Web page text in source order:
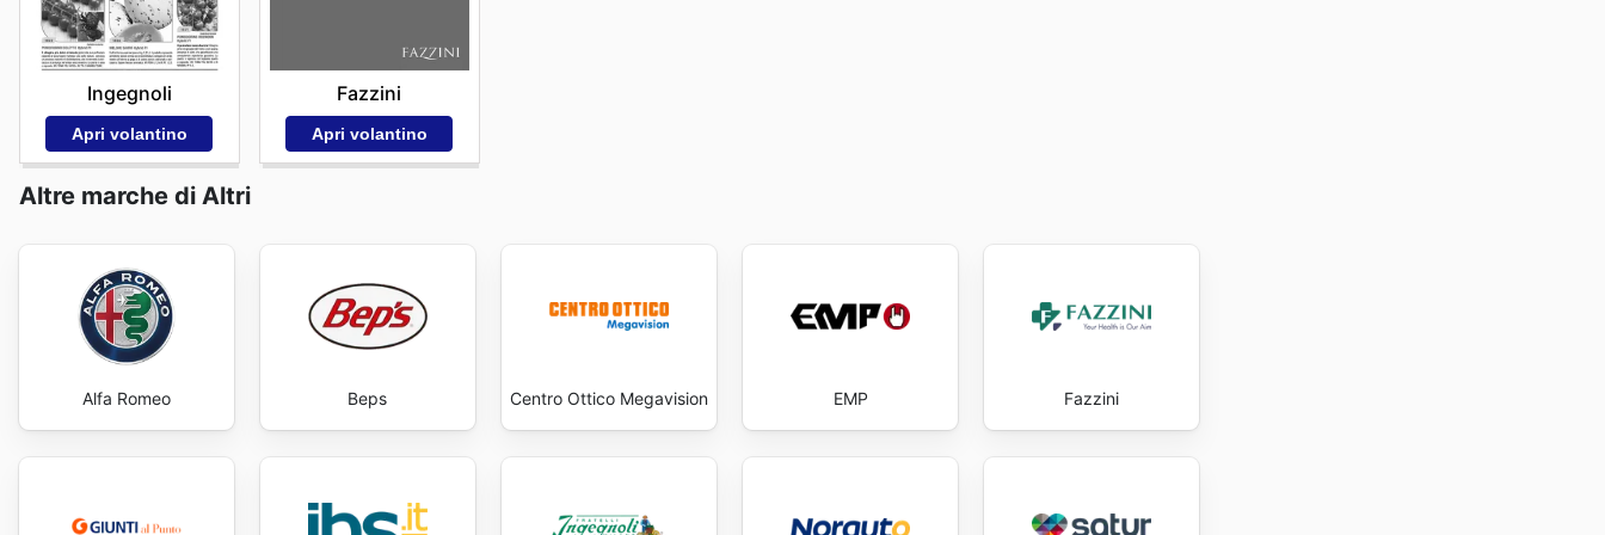
Ingegnoli
Apri volantino
Fazzini
Apri volantino
Altre marche di Altri
Alfa Romeo Beps Centro Ottico Megavision EMP Fazzini